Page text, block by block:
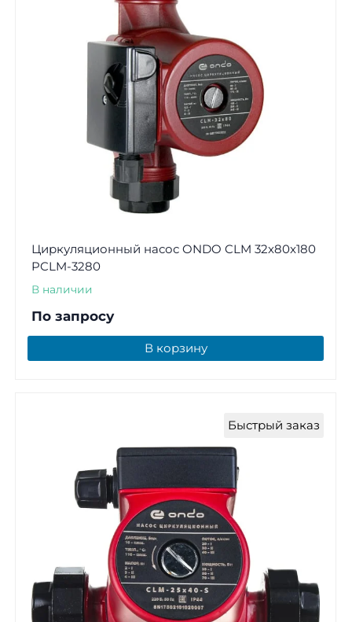
Циркуляционный насос ONDO CLM 32x80x180
PCLM-3280
В наличии
По запросу
В корзину
Быстрый заказ